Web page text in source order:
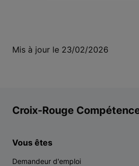
Mis à jour le 23/02/2026
Croix-Rouge
Vous êtes
Demandeur d'emploi